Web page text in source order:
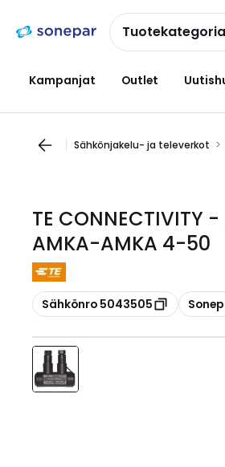
navigointiinsisältöön
Kampanjat Outlet
Sähkönjakelu- ja televerkot
TE
AMKA-AMKA 4-50
Kopioi
Sähkönro 5043505 Kopioi